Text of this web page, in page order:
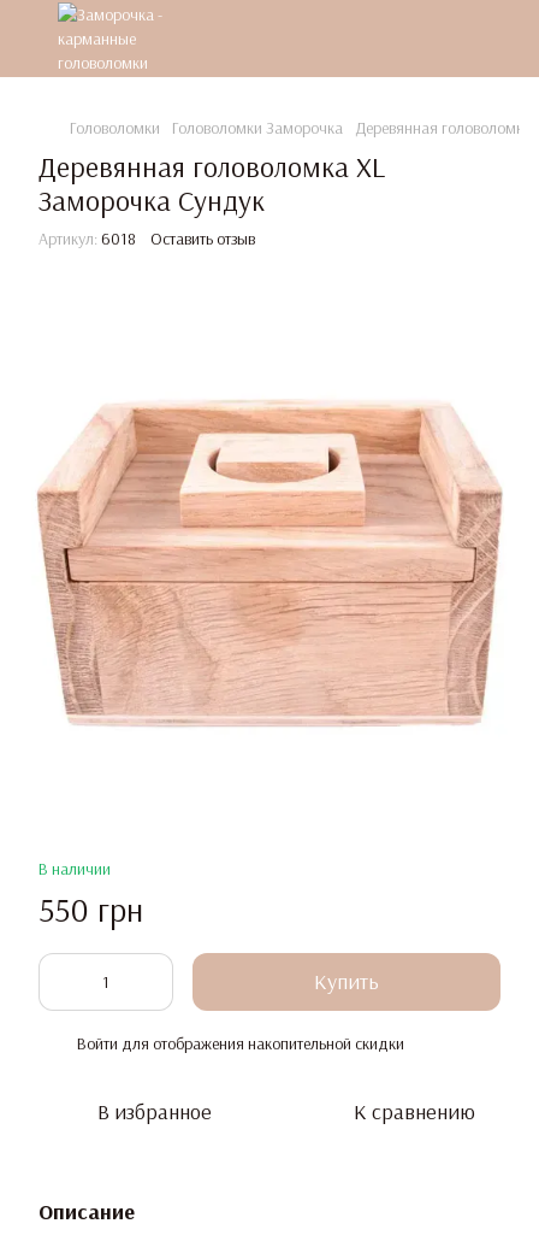
Головоломки Головоломки Заморочка Деревянная
Деревянная головоломка XL
Заморочка Сундук
Артикул: 6018 Оставить отзыв
В наличии
550 грн
Купить
Войти для отображения накопительной скидки
В избранное К сравнению
Описание